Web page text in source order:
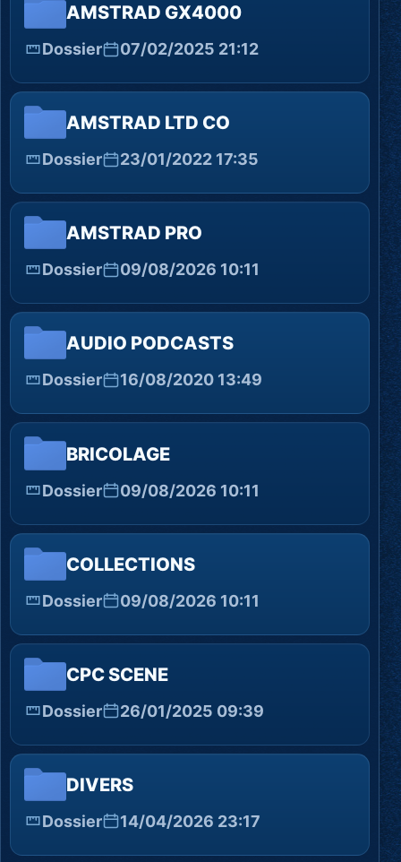
AMSTRAD GX4000
Dossier 07/02/2025 21:12
AMSTRAD LTD CO
Dossier 23/01/2022 17:35
AMSTRAD PRO
Dossier 09/08/2026 10:11
AUDIO PODCASTS
Dossier 16/08/2020 13:49
BRICOLAGE
Dossier 09/08/2026 10:11
COLLECTIONS
Dossier 09/08/2026 10:11
CPC SCENE
Dossier 26/01/2025 09:39
DIVERS
Dossier 14/04/2026 23:17